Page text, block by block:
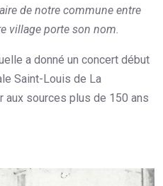
de notre commune entre
village porte son nom.
a donné un concert début
Saint-Louis de La
aux sources plus de 150 ans